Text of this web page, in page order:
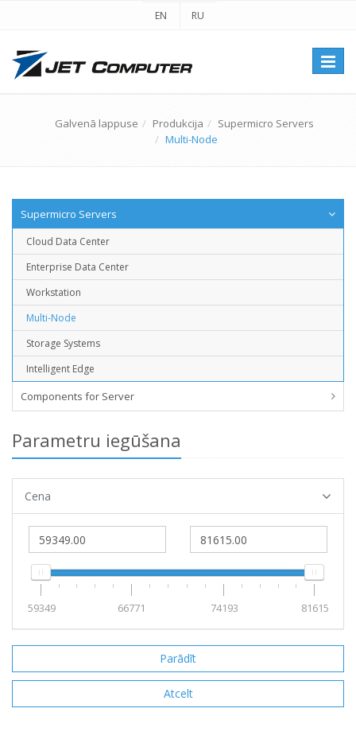
EN RU
Galvenā lappuse Produkcija
Supermicro Servers
Multi-Node
Supermicro Servers
Cloud Data Center
Enterprise Data Center
Workstation
Multi-Node
Storage Systems
Intelligent Edge
Components for Server
Parametru iegūšana
Cena
59349 66771 74193 81615